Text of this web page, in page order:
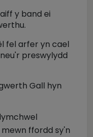
y band ei
fel arfer yn cael
preswylydd
Gall hyn
ffordd sy'n